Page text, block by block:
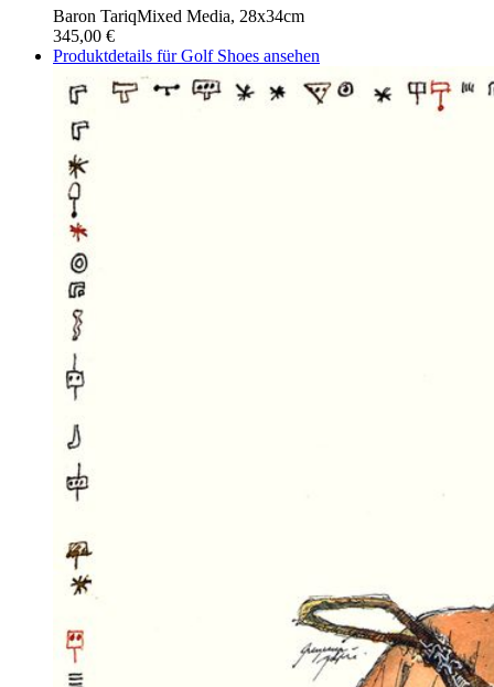
Baron TariqMixed Media, 28x34cm
345,00 €
Produktdetails für Golf Shoes ansehen